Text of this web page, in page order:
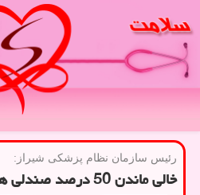
رئیس سازمان نظام پزشكی شیراز:
خالی ماندن 50 درصد صندلی های تخصصی پزشکی